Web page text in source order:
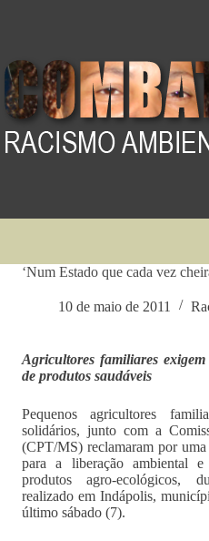
‘Num Estado que cada vez
10 de maio de 2011
Agricultores familiares
de produtos saudáveis
Pequenos agricultores
solidários, junto com a
(CPT/MS) reclamaram por
para a liberação ambiental
produtos agro-ecológicos,
realizado em Indápolis,
último sábado (7).